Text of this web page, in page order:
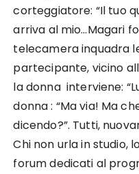
corteggiatore: “Il tuo
arriva al mio…Magari
telecamera inquadra
partecipante, vicino
la donna interviene:
donna : “Ma via! Ma
dicendo?”. Tutti,
Chi non urla in studio,
forum dedicati al